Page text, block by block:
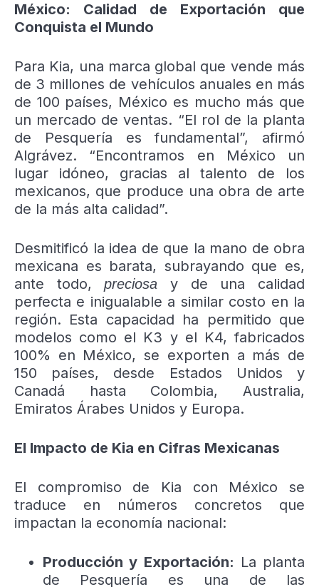
México: Calidad de Exportación que
Conquista el Mundo
Para Kia, una marca global que vende más
de 3 millones de vehículos anuales en más
de 100 países, México es mucho más que
un mercado de ventas. “El rol de la planta
de Pesquería es fundamental”, afirmó
Algrávez. “Encontramos en México un
lugar idóneo, gracias al talento de los
mexicanos, que produce una obra de arte
de la más alta calidad”.
Desmitificó la idea de que la mano de obra
mexicana es barata, subrayando que es,
ante todo,preciosa y de una calidad
perfecta e inigualable a similar costo en la
región. Esta capacidad ha permitido que
modelos como el K3 y el K4, fabricados
100% en México, se exporten a más de
150 países, desde Estados Unidos y
Canadá hasta Colombia, Australia,
Emiratos Árabes Unidos y Europa.
El Impacto de Kia en Cifras Mexicanas
El compromiso de Kia con México se
traduce en números concretos que
impactan la economía nacional:
Producción y Exportación: La planta
de Pesquería es una de las